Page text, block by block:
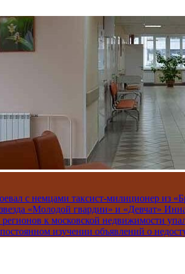
с немцами таксист-милиционер из
звезда «Молодой гвардии» и «Девчат»
регионов к московской недвижимости
изучении объявлений о